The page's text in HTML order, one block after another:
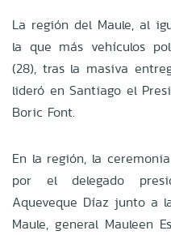
La región del Maule, al
la que más vehículos
(28), tras la masiva
lideró en Santiago el
Boric Font.
En la región, la
por el delegado
Aqueveque Díaz junto a
Maule, general Mauleen